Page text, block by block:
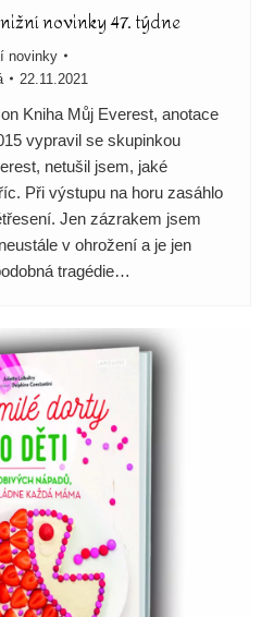
novinky 47. týdne
novinky
22.11.2021
Kniha Můj Everest, anotace
vypravil se skupinkou
netušil jsem, jaké
Při výstupu na horu zasáhlo
Jen zázrakem jsem
v ohrožení a je jen
tragédie…